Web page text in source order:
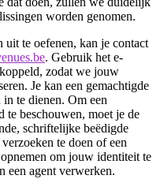
worden genomen.
uit te oefenen, kan je contact
. Gebruik het e-
zodat we jouw
Je kan een gemachtigde
te dienen. Om een
te beschouwen, moet je de
schriftelijke beëdigde
te doen of een
om jouw identiteit te
een agent verwerken.